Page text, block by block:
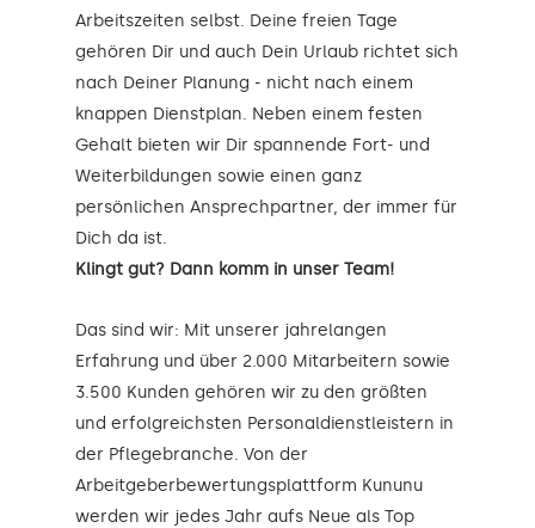
Arbeitszeiten selbst. Deine freien Tage
gehören Dir und auch Dein Urlaub richtet sich
nach Deiner Planung - nicht nach einem
knappen Dienstplan. Neben einem festen
Gehalt bieten wir Dir spannende Fort- und
Weiterbildungen sowie einen ganz
persönlichen Ansprechpartner, der immer für
Dich da ist.
Klingt gut? Dann komm in unser Team!
Das sind wir: Mit unserer jahrelangen
Erfahrung und über 2.000 Mitarbeitern sowie
3.500 Kunden gehören wir zu den größten
und erfolgreichsten Personaldienstleistern in
der Pflegebranche. Von der
Arbeitgeberbewertungsplattform Kununu
werden wir jedes Jahr aufs Neue als Top